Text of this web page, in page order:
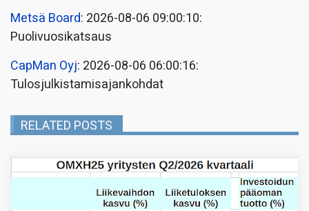
Metsä Board: 2026-08-06 09:00:10:
Puolivuosikatsaus
CapMan Oyj: 2026-08-06 06:00:16:
Tulosjulkistamisajankohdat
RELATED POSTS